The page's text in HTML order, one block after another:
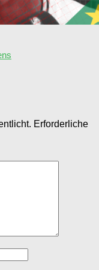
Erforderliche